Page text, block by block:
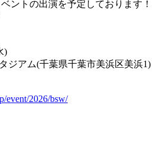
ントの出演を予定しております！
)
ジアム(千葉県千葉市美浜区美浜1)
event/2026/bsw/